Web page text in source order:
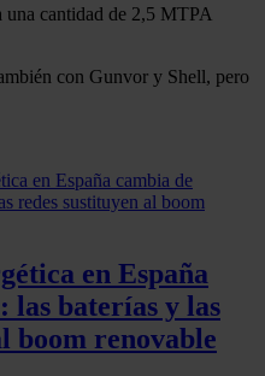
una cantidad de 2,5 MTPA
con Gunvor y Shell, pero
en España
las baterías y las
boom renovable